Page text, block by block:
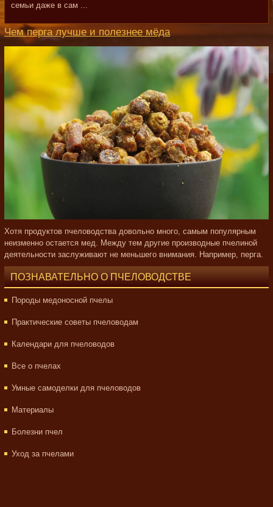
семьи даже в сам ...
Чем перга лучше и полезнее мёда
Хотя продуктов пчеловодства довольно много, самым популярным
неизменно остается мед. Между тем другие производные пчелиной
деятельности заслуживают не меньшего внимания. Например, перга.
ПОЗНАВАТЕЛЬНО О ПЧЕЛОВОДСТВЕ
Породы медоносной пчелы
Практические советы пчеловодам
Календари для пчеловодов
Все о пчелах
Умные самоделки для пчеловодов
Материалы
Болезни пчел
Уход за пчелами